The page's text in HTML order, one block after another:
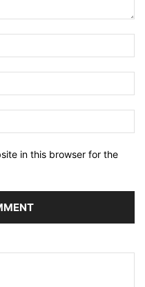
in this browser for the